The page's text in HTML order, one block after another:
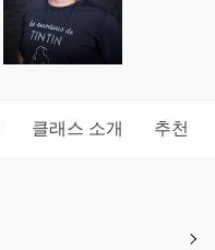
클래스 소개 추천